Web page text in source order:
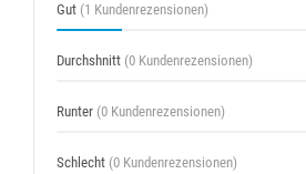
Gut (1 Kundenrezensionen)
Durchshnitt (0 Kundenrezensionen)
Runter (0 Kundenrezensionen)
Schlecht (0 Kundenrezensionen)